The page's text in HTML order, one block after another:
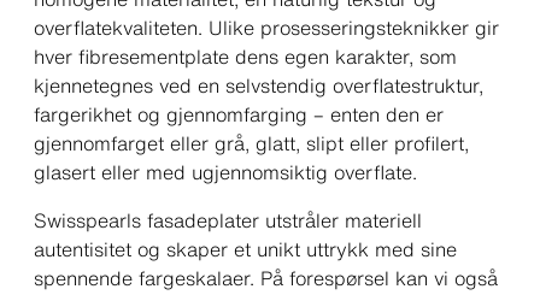
overflatekvaliteten. Ulike prosesseringsteknikker gir
hver fibresementplate dens egen karakter, som
kjennetegnes ved en selvstendig overflatestruktur,
fargerikhet og gjennomfarging – enten den er
gjennomfarget eller grå, glatt, slipt eller profilert,
glasert eller med ugjennomsiktig overflate.
Swisspearls fasadeplater utstråler materiell
autentisitet og skaper et unikt uttrykk med sine
spennende fargeskalaer. På forespørsel kan vi også